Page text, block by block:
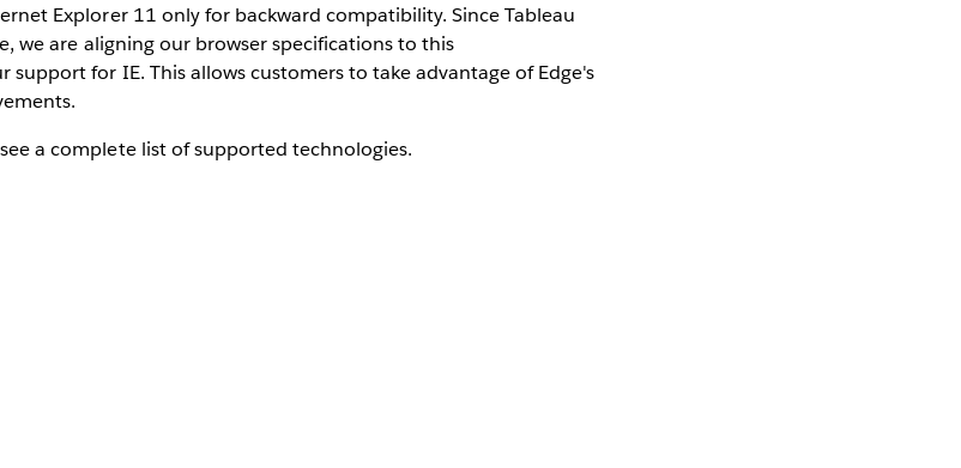
Explorer 11 only for backward compatibility. Since Tableau
we are aligning our browser specifications to this
for IE. This allows customers to take advantage of Edge's
a complete list of supported technologies.